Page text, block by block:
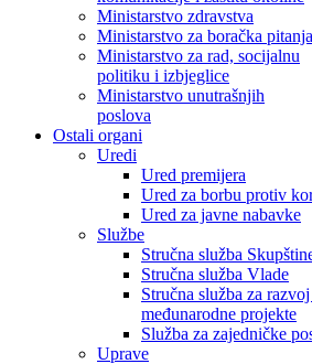
Ministarstvo zdravstva
Ministarstvo za boračka pitanja
Ministarstvo za rad, socijalnu
politiku i izbjeglice
Ministarstvo unutrašnjih
poslova
Ostali organi
Uredi
Ured premijera
Ured za borbu protiv
Ured za javne nabavke
Službe
Stručna služba
Stručna služba Vlade
Stručna služba za
međunarodne projekte
Služba za zajedničke
Uprave